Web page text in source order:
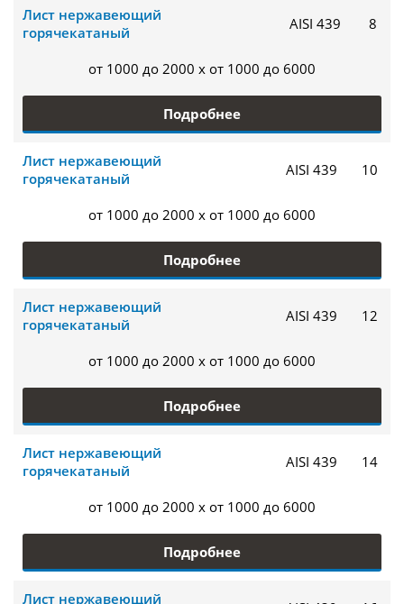
Лист нержавеющий
горячекатаный
AISI 439 8
от 1000 до 2000 x от 1000 до 6000
Подробнее
Лист нержавеющий
горячекатаный
AISI 439 10
от 1000 до 2000 x от 1000 до 6000
Подробнее
Лист нержавеющий
горячекатаный
AISI 439 12
от 1000 до 2000 x от 1000 до 6000
Подробнее
Лист нержавеющий
горячекатаный
AISI 439 14
от 1000 до 2000 x от 1000 до 6000
Подробнее
Лист нержавеющий